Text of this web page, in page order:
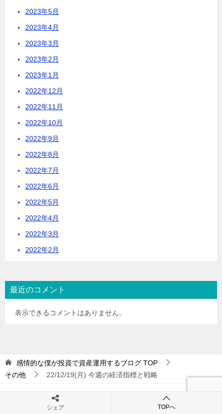
2023年5月
2023年4月
2023年3月
2023年2月
2023年1月
2022年12月
2022年11月
2022年10月
2022年9月
2022年8月
2022年7月
2022年6月
2022年5月
2022年4月
2022年3月
2022年2月
最近のコメント
表示できるコメントはありません。
感情的な僕が投資で資産運用するブログ TOP
その他
22/12/19(月) 今週の経済指標と戦略
シェア TOPへ